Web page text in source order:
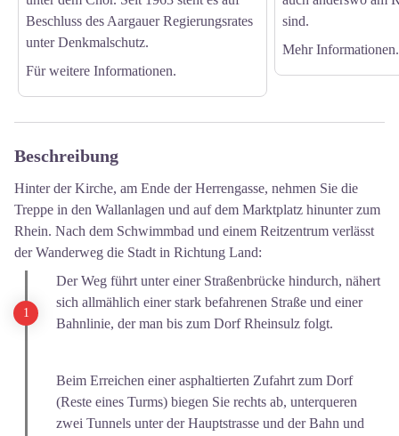
Beschluss des Aargauer Regierungsrates
unter Denkmalschutz.
Für weitere Informationen.
sind.
Mehr Informationen.
Beschreibung
Hinter der Kirche, am Ende der Herrengasse, nehmen Sie die
Treppe in den Wallanlagen und auf dem Marktplatz hinunter zum
Rhein. Nach dem Schwimmbad und einem Reitzentrum verlässt
der Wanderweg die Stadt in Richtung Land:
Der Weg führt unter einer Straßenbrücke hindurch, nähert
sich allmählich einer stark befahrenen Straße und einer
Bahnlinie, der man bis zum Dorf Rheinsulz folgt.
Beim Erreichen einer asphaltierten Zufahrt zum Dorf
(Reste eines Turms) biegen Sie rechts ab, unterqueren
zwei Tunnels unter der Hauptstrasse und der Bahn und